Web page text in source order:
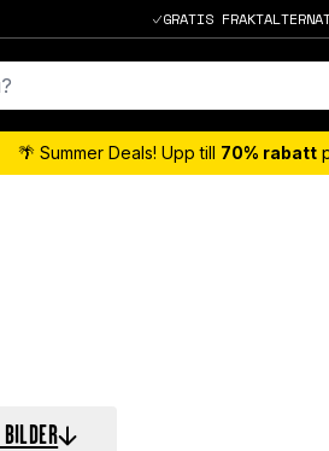
GRATIS
🌴 Summer Deals! Upp till 70% rabatt